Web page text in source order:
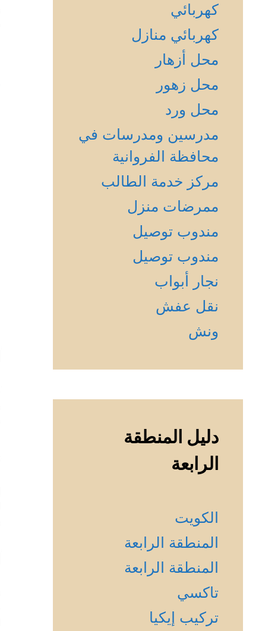
كهربائي
كهربائي منازل
محل أزهار
محل زهور
محل ورد
مدرسين ومدرسات في
محافظة الفروانية
مركز خدمة الطالب
ممرضات منزل
مندوب توصيل
مندوب توصيل
نجار أبواب
نقل عفش
ونش
دليل المنطقة
الرابعة
الكويت
المنطقة الرابعة
المنطقة الرابعة
تاكسي
تركيب إيكيا